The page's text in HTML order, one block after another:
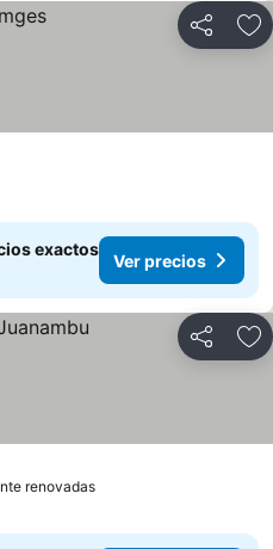
Compartir
exactos
Ver precios
Compartir
renovadasVer precios